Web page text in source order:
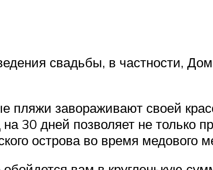
свадьбы, в частности,
завораживают своей
30 дней позволяет не только
острова во время медового